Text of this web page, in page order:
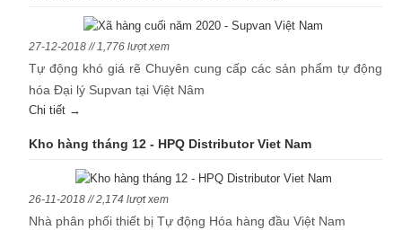
27-12-2018 // 1,776 lượt xem
Tự động khó giá rẽ Chuyên cung cấp các sản phẩm tự động
hóa Đại lý Supvan tại Việt Nâm
Chi tiết →
Kho hàng tháng 12 - HPQ Distributor Viet Nam
26-11-2018 // 2,174 lượt xem
Nhà phân phối thiết bị Tự động Hóa hàng đầu Việt Nam